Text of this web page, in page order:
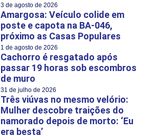
3 de agosto de 2026
Amargosa: Veículo colide em
poste e capota na BA-046,
próximo as Casas Populares
1 de agosto de 2026
Cachorro é resgatado após
passar 19 horas sob escombros
de muro
31 de julho de 2026
Três viúvas no mesmo velório:
Mulher descobre traições do
namorado depois de morto: ‘Eu
era besta’